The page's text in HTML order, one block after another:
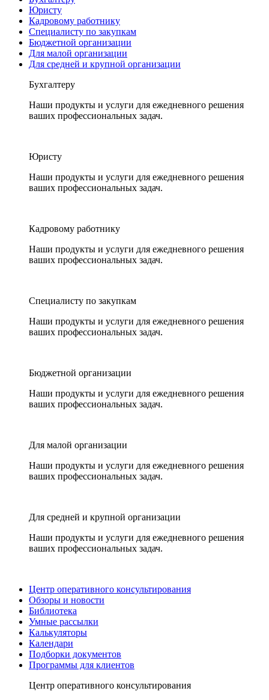
Юристу
Кадровому работнику
Специалисту по закупкам
Бюджетной организации
Для малой организации
Для средней и крупной организации
Бухгалтеру
Наши продукты и услуги для ежедневного решения
ваших профессиональных задач.
Юристу
Наши продукты и услуги для ежедневного решения
ваших профессиональных задач.
Кадровому работнику
Наши продукты и услуги для ежедневного решения
ваших профессиональных задач.
Специалисту по закупкам
Наши продукты и услуги для ежедневного решения
ваших профессиональных задач.
Бюджетной организации
Наши продукты и услуги для ежедневного решения
ваших профессиональных задач.
Для малой организации
Наши продукты и услуги для ежедневного решения
ваших профессиональных задач.
Для средней и крупной организации
Наши продукты и услуги для ежедневного решения
ваших профессиональных задач.
Центр оперативного консультирования
Обзоры и новости
Библиотека
Умные рассылки
Калькуляторы
Календари
Подборки документов
Программы для клиентов
Центр оперативного консультирования